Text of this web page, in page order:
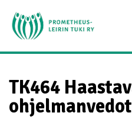
TK464
ohjelmanvedot